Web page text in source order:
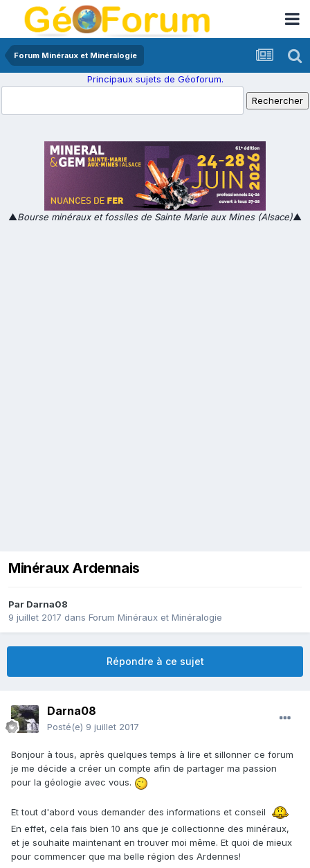
Forum Minéraux et Minéralogie
Principaux sujets de Géoforum.
▲Bourse minéraux et fossiles de Sainte Marie aux Mines (Alsace)▲
Minéraux Ardennais
Par Darna08
9 juillet 2017 dans Forum Minéraux et Minéralogie
Répondre à ce sujet
Darna08
Posté(e) 9 juillet 2017
Bonjour à tous, après quelques temps à lire et sillonner ce forum
je me décide a créer un compte afin de partager ma passion
pour la géologie avec vous.
Et tout d'abord vous demander des informations et conseil
En effet, cela fais bien 10 ans que je collectionne des minéraux,
et je souhaite maintenant en trouver moi même. Et quoi de mieux
pour commencer que ma belle région des Ardennes!